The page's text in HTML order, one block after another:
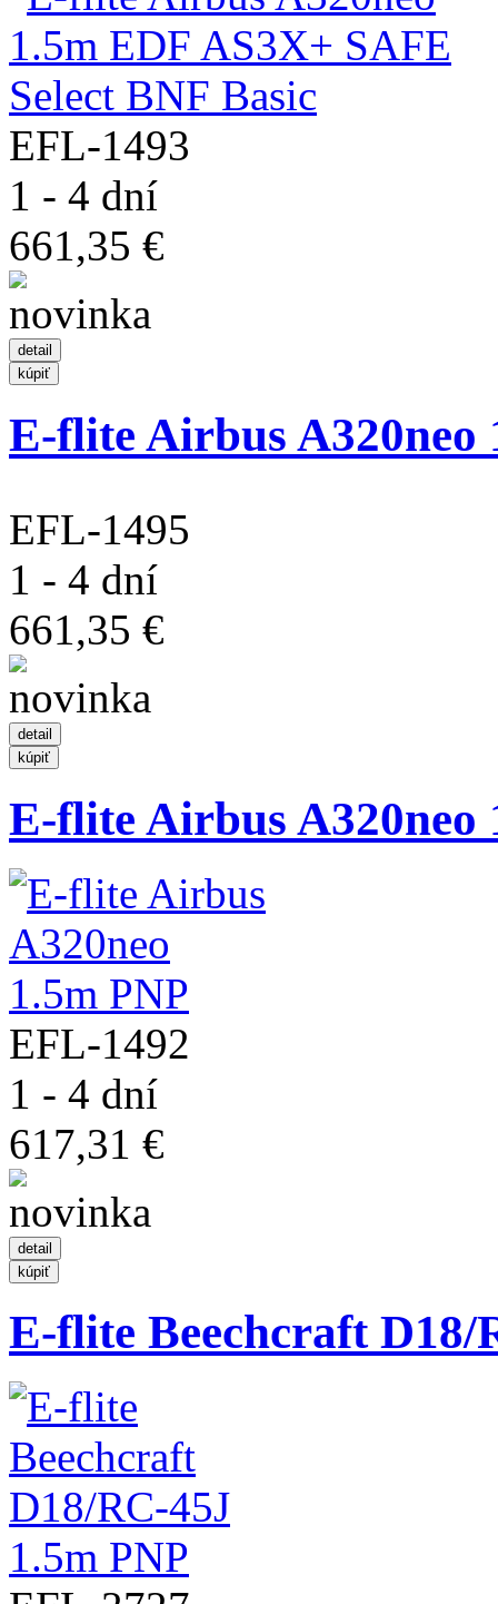
EFL-1493
1 - 4 dní
661,35 €
E-flite Airbus A320neo
EFL-1495
1 - 4 dní
661,35 €
E-flite Airbus A320neo
EFL-1492
1 - 4 dní
617,31 €
E-flite Beechcraft D18/